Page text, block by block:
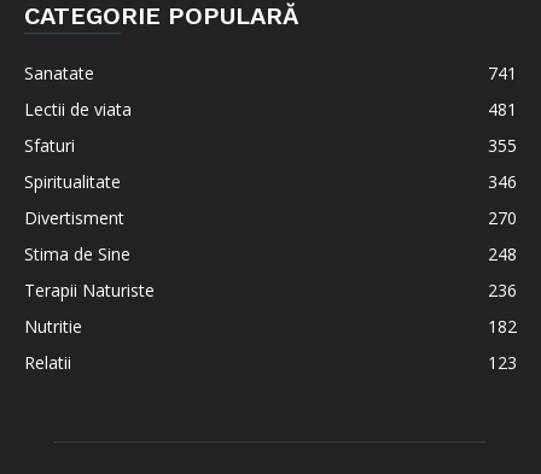
CATEGORIE POPULARĂ
Sanatate
741
Lectii de viata
481
Sfaturi
355
Spiritualitate
346
Divertisment
270
Stima de Sine
248
Terapii Naturiste
236
Nutritie
182
Relatii
123